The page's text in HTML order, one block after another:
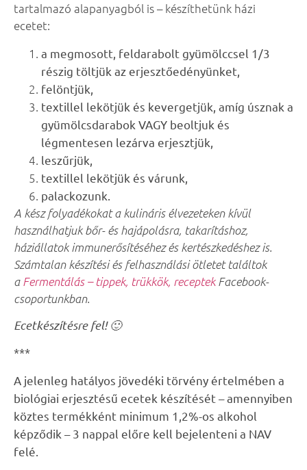
tartalmazó alapanyagból is – készíthetünk házi
ecetet:
a megmosott, feldarabolt gyümölccsel 1/3
részig töltjük az erjesztőedényünket,
felöntjük,
textillel lekötjük és kevergetjük, amíg úsznak a
gyümölcsdarabok VAGY beoltjuk és
légmentesen lezárva erjesztjük,
leszűrjük,
textillel lekötjük és várunk,
palackozunk.
A kész folyadékokat a kulináris élvezeteken kívül
használhatjuk bőr- és hajápolásra, takarításhoz,
háziállatok immunerősítéséhez és kertészkedéshez is.
Számtalan készítési és felhasználási ötletet találtok
aFermentálás – tippek, trükkök, receptekFacebook-
csoportunkban.
Ecetkészítésre fel! 🙂
***
A jelenleg hatályos jövedéki törvény értelmében a
biológiai erjesztésű ecetek készítését – amennyiben
köztes termékként minimum 1,2%-os alkohol
képződik – 3 nappal előre kell bejelenteni a NAV
felé.